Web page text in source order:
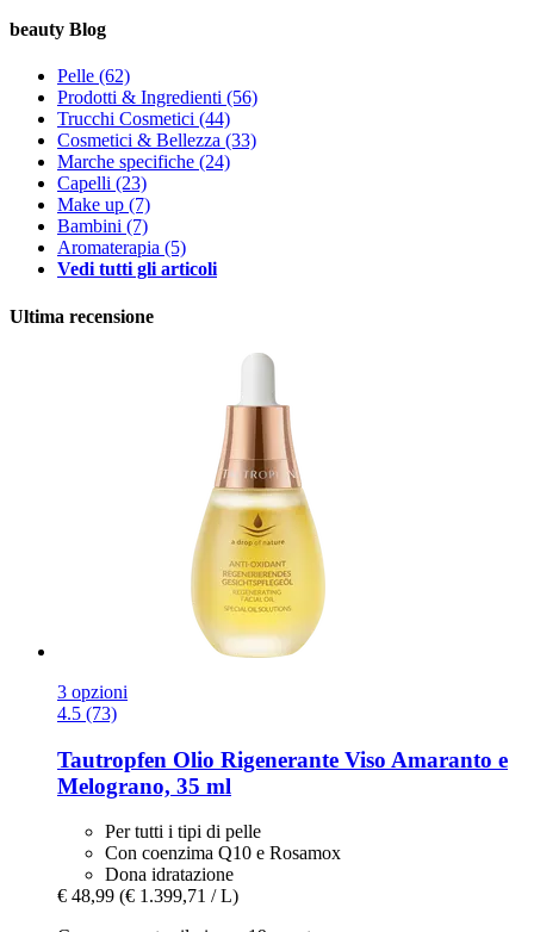
beauty Blog
Pelle (62)
Prodotti & Ingredienti (56)
Trucchi Cosmetici (44)
Cosmetici & Bellezza (33)
Marche specifiche (24)
Capelli (23)
Make up (7)
Bambini (7)
Aromaterapia (5)
Vedi tutti gli articoli
Ultima recensione
3 opzioni
4.5 (73)
Tautropfen Olio Rigenerante Viso Amaranto e
Melograno, 35 ml
Per tutti i tipi di pelle
Con coenzima Q10 e Rosamox
Dona idratazione
€ 48,99 (€ 1.399,71 / L)